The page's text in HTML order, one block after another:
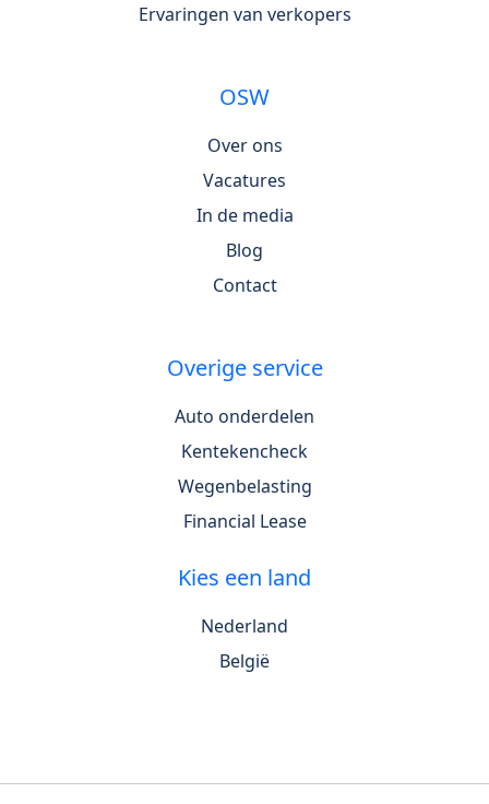
Ervaringen van verkopers
OSW
Over ons
Vacatures
In de media
Blog
Contact
Overige service
Auto onderdelen
Kentekencheck
Wegenbelasting
Financial Lease
Kies een land
Nederland
België